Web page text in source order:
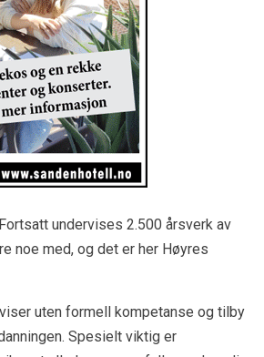
undervises 2.500 årsverk av
noe med, og det er her Høyres
uten formell kompetanse og tilby
Spesielt viktig er